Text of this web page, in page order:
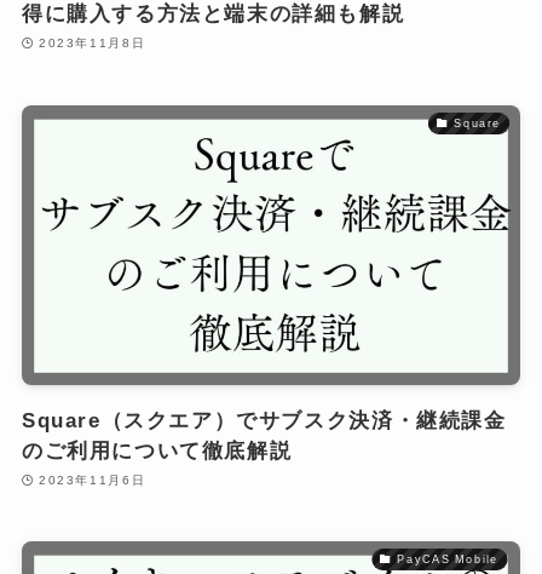
得に購入する方法と端末の詳細も解説
2023年11月8日
Square
Square（スクエア）でサブスク決済・継続課金
のご利用について徹底解説
2023年11月6日
PayCAS Mobile